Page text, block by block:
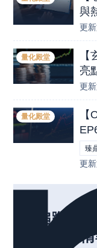
與
更
量化殿堂
亮
(鑽)
更
量化殿堂
主
你
臻
更
追蹤「
得最新